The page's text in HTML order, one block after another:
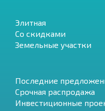
Элитная
Со скидками
Земельные участки
Последние
Срочная распродажа
Инвестиционные